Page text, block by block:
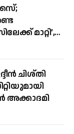
മാറ്റി’,
മൊഴി
ചിശ്തി
അക്കാദമി